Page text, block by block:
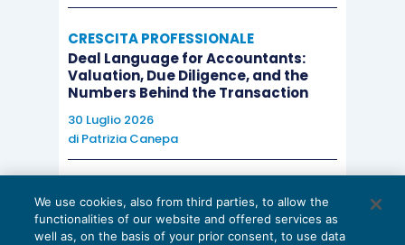
apposita attestazionerilasciata dal presidente
collegio sindacaledell’ente richiedente o da
un revisore legale iscritto nel registro dei
revisori legalioppure da un professionista
iscritto nell’albo dei
degli esperti contabili o in quello deiconsulenti
del lavorooppuredal responsabile del centro di
assistenza fiscale.
CRESCITA PROFESSIONALE
Deal Language for Accountants:
Valuation, Due Diligence, and the
Numbers Behind the Transaction
30 Luglio 2026
di Patrizia Canepa
EU AI Act e studi professionali: le
scadenze concrete
We use cookies, also from third parties, to allow the
functionalities of our website and offered services as
well as, on the basis of your prior consent, to use data